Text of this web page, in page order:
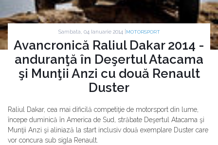
Sambata, 04 Ianuarie 2014 | MOTORSPORT
Avancronică Raliul Dakar 2014 -
anduranţă în Deşertul Atacama
şi Munţii Anzi cu două Renault
Duster
Raliul Dakar, cea mai dificilă competiţie de motorsport din lume,
începe duminică în America de Sud, străbate Deşertul Atacama şi
Munţii Anzi şi aliniază la start inclusiv două exemplare Duster care
vor concura sub sigla Renault.